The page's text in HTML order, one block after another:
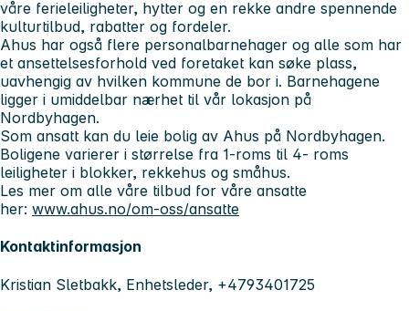
våre ferieleiligheter, hytter og en rekke andre spennende
kulturtilbud, rabatter og fordeler.
Ahus har også flere personalbarnehager og alle som har
et ansettelsesforhold ved foretaket kan søke plass,
uavhengig av hvilken kommune de bor i. Barnehagene
ligger i umiddelbar nærhet til vår lokasjon på
Nordbyhagen.
Som ansatt kan du leie bolig av Ahus på Nordbyhagen.
Boligene varierer i størrelse fra 1-roms til 4- roms
leiligheter i blokker, rekkehus og småhus.
Les mer om alle våre tilbud for våre ansatte
her: www.ahus.no/om-oss/ansatte
Kontaktinformasjon
Kristian Sletbakk, Enhetsleder, +4793401725